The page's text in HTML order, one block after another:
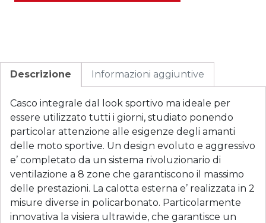
Descrizione Informazioni aggiuntive
Casco integrale dal look sportivo ma ideale per
essere utilizzato tutti i giorni, studiato ponendo
particolar attenzione alle esigenze degli amanti
delle moto sportive. Un design evoluto e aggressivo
e’ completato da un sistema rivoluzionario di
ventilazione a 8 zone che garantiscono il massimo
delle prestazioni. La calotta esterna e’ realizzata in 2
misure diverse in policarbonato. Particolarmente
innovativa la visiera ultrawide, che garantisce un